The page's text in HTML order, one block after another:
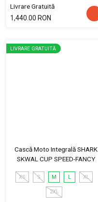
Livrare Gratuită
1,440.00 RON
LIVRARE GRATUITĂ
Cască Moto Integrală SHARK
SKWAL CUP SPEED-FANCY
XS S M L XL
2XL